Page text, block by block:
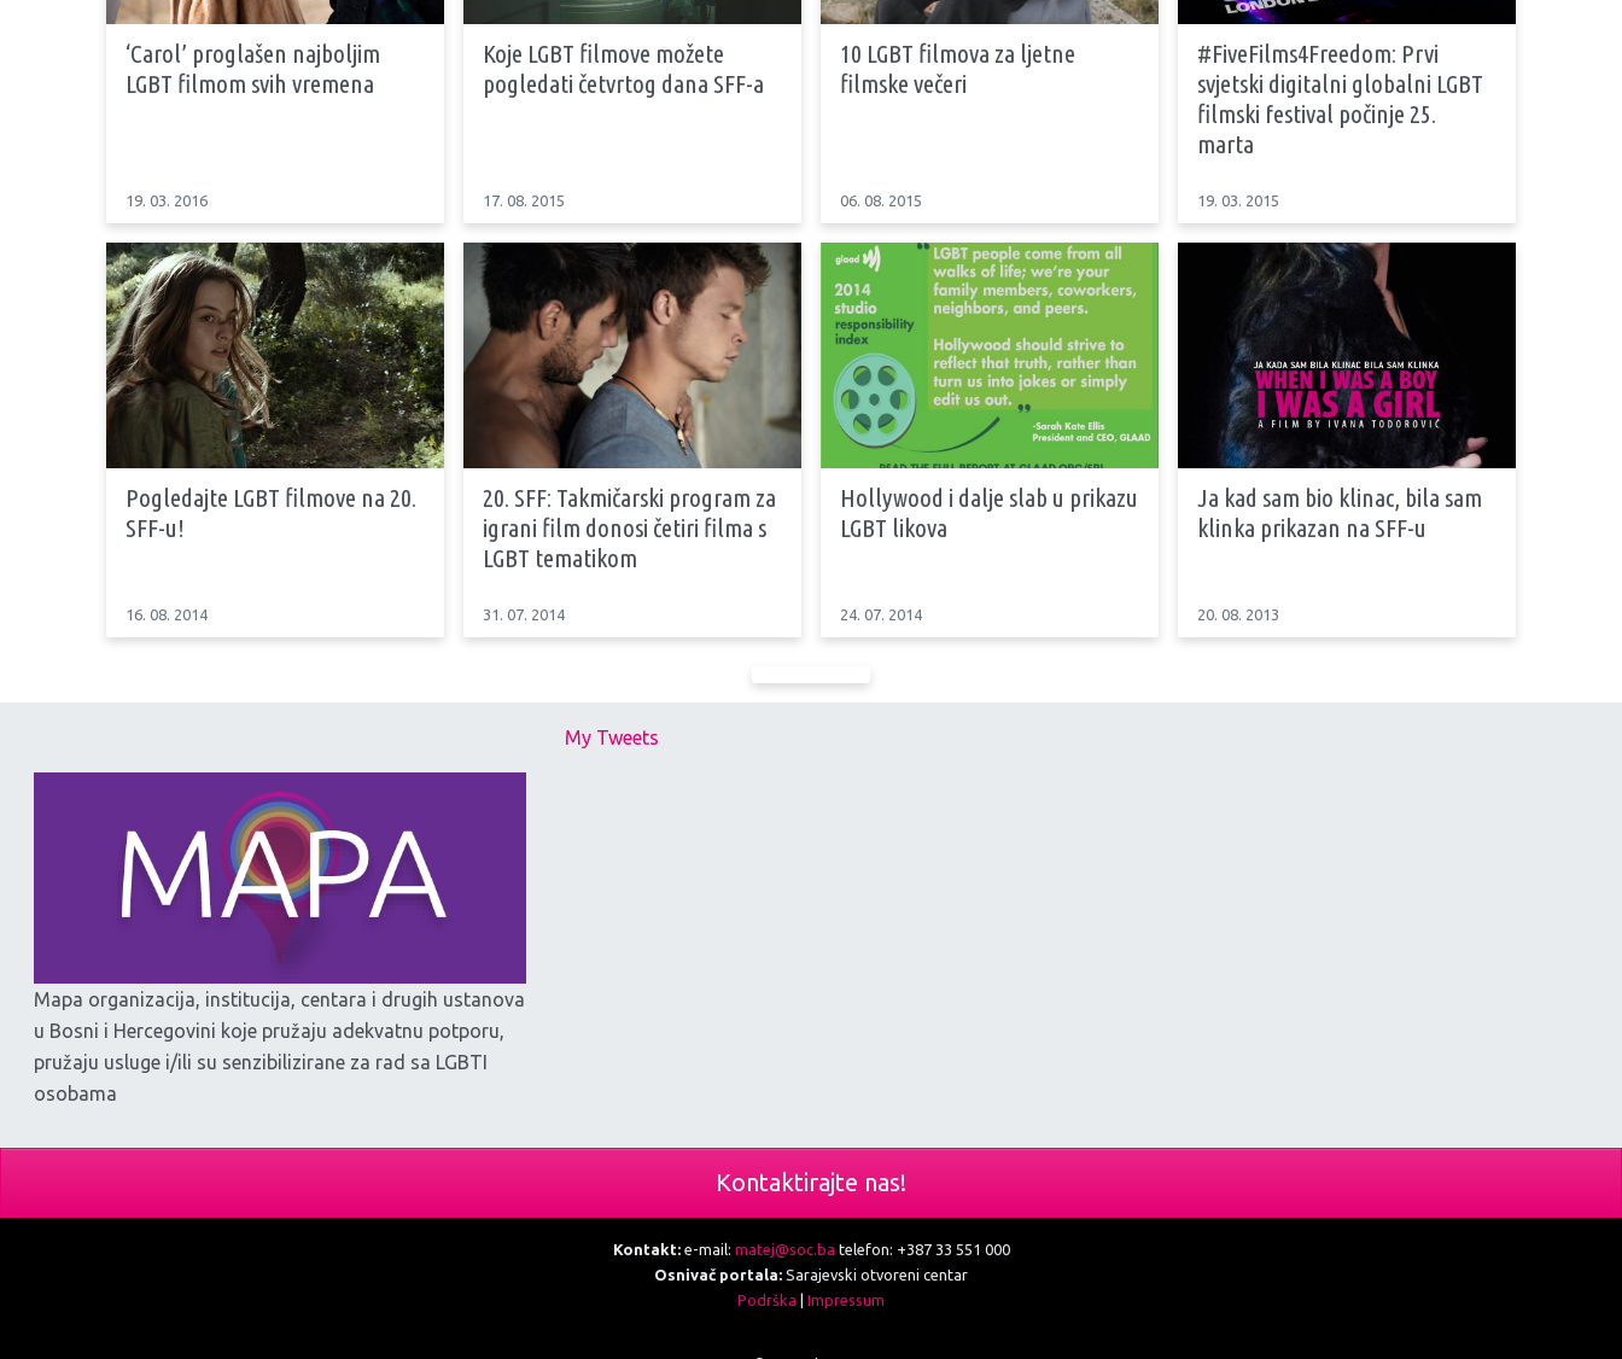
‘Carol’ proglašen najboljim
LGBT filmom svih vremena
19. 03. 2016
Koje LGBT filmove možete
pogledati četvrtog dana SFF-a
17. 08. 2015
10 LGBT filmova za ljetne
filmske večeri
06. 08. 2015
#FiveFilms4Freedom: Prvi
svjetski digitalni globalni LGBT
filmski festival počinje 25.
marta
19. 03. 2015
Pogledajte LGBT filmove na 20.
SFF-u!
16. 08. 2014
20. SFF: Takmičarski program za
igrani film donosi četiri filma s
LGBT tematikom
31. 07. 2014
Hollywood i dalje slab u prikazu
LGBT likova
24. 07. 2014
Ja kad sam bio klinac, bila sam
klinka prikazan na SFF-u
20. 08. 2013
Mapa organizacija, institucija, centara i drugih ustanova
u Bosni i Hercegovini koje pružaju adekvatnu potporu,
pružaju usluge i/ili su senzibilizirane za rad sa LGBTI
osobama
My Tweets
Kontaktirajte nas!
Kontakt:e-mail: matej@soc.ba telefon: +387 33 551 000
Osnivač portala: Sarajevski otvoreni centar
Podrška
Impressum